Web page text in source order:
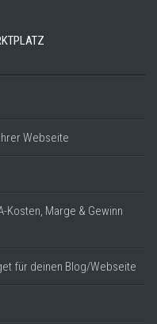
Webseite
Kosten, Marge & Gewinn
für deinen Blog/Webseite